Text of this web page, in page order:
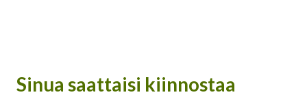
Sinua saattaisi kiinnostaa